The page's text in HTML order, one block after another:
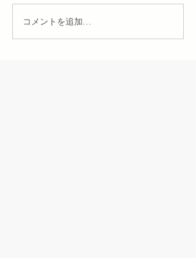
コメントを追加…